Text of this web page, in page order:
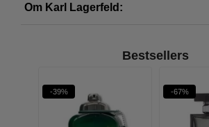
Om Karl Lagerfeld:
Bestsellers
-39% -67%